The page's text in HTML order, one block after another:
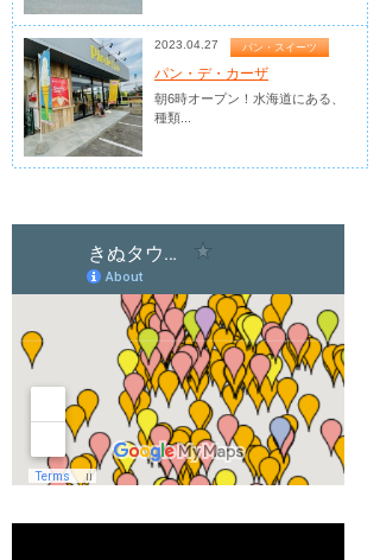
2023.04.27 パン・スイーツ
パン・デ・カーザ
朝6時オープン！水海道にある、
種類...